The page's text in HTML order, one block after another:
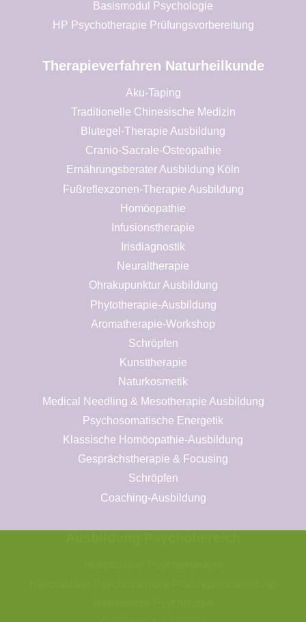
Basismodul Psychologie
HP Psychotherapie Prüfungsvorbereitung
Therapieverfahren Naturheilkunde
Aku-Taping
Traditionelle Chinesische Medizin
Blutegel-Therapie Ausbildung
Cranio-Sacrale-Osteopathie
Ernährungsberater Ausbildung Köln
Fußreflexzonen-Therapie Ausbildung
Homöopathie
Infusionstherapie
Irisdiagnostik
Neuraltherapie
Ohrakupunktur Ausbildung
Phytotherapie-Ausbildung
Aromatherapie-Workshop
Schröpfen
Kunsttherapie
Naturkosmetik
Medical Needling & Mesotherapie Ausbildung
Psychosomatische Energetik
Klassische Homöopathie-Ausbildung
Gesprächstherapie & Focusing
Schröpfen
Coaching-Ausbildung